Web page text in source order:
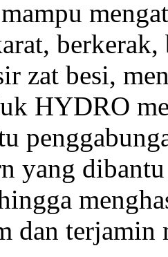
zat besi,
HYDRO
yang
dan terjamin